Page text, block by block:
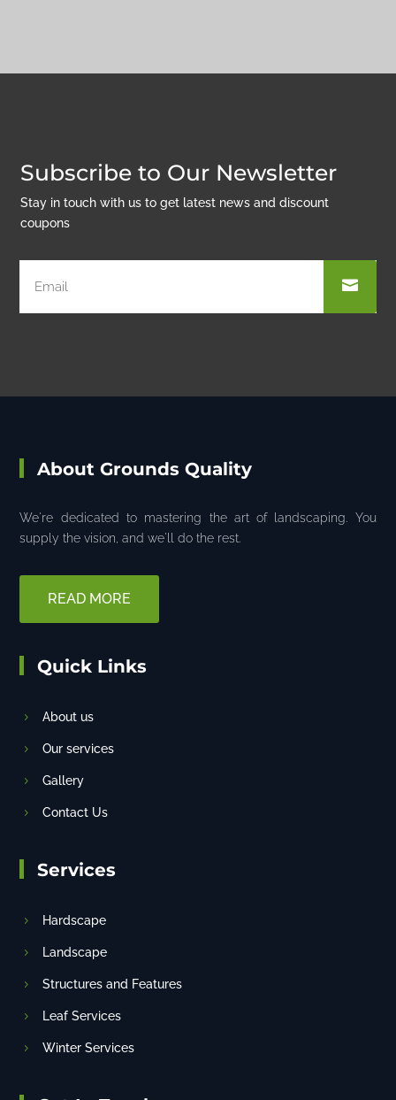
Subscribe to Our Newsletter
Stay in touch with us to get latest news and discount
coupons
About Grounds Quality
We're dedicated to mastering the art of landscaping. You
supply the vision, and we'll do the rest.
READ MORE
Quick Links
About us
Our services
Gallery
Contact Us
Services
Hardscape
Landscape
Structures and Features
Leaf Services
Winter Services